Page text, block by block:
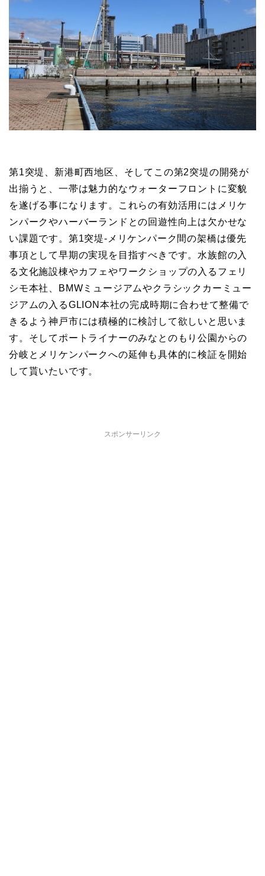
第1突堤、新港町西地区、そしてこの第2突堤の開発が
出揃うと、一帯は魅力的なウォーターフロントに変貌
を遂げる事になります。これらの有効活用にはメリケ
ンパークやハーバーランドとの回遊性向上は欠かせな
い課題です。第1突堤-メリケンパーク間の架橋は優先
事項として早期の実現を目指すべきです。水族館の入
る文化施設棟やカフェやワークショップの入るフェリ
シモ本社、BMWミュージアムやクラシックカーミュー
ジアムの入るGLION本社の完成時期に合わせて整備で
きるよう神戸市には積極的に検討して欲しいと思いま
す。そしてポートライナーのみなとのもり公園からの
分岐とメリケンパークへの延伸も具体的に検証を開始
して貰いたいです。
スポンサーリンク